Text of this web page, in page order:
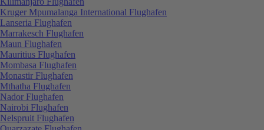
Kruger Mpumalanga International Flughafen
Lanseria Flughafen
Marrakesch Flughafen
Maun Flughafen
Mauritius Flughafen
Mombasa Flughafen
Monastir Flughafen
Mthatha Flughafen
Nador Flughafen
Nairobi Flughafen
Nelspruit Flughafen